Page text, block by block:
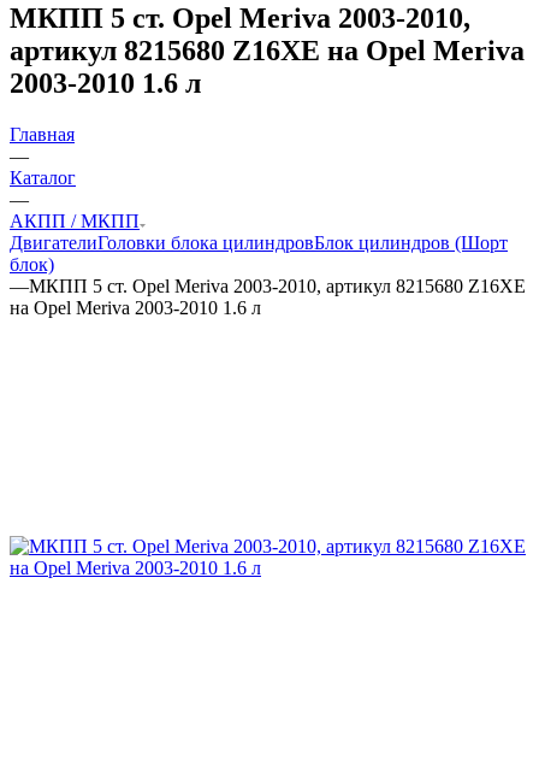
МКПП 5 ст. Opel Meriva 2003-2010,
артикул 8215680 Z16XE на Opel Meriva
2003-2010 1.6 л
Главная
—
Каталог
—
АКПП / МКПП
ДвигателиГоловки блока цилиндровБлок цилиндров (Шорт
блок)
—МКПП 5 ст. Opel Meriva 2003-2010, артикул 8215680 Z16XE
на Opel Meriva 2003-2010 1.6 л